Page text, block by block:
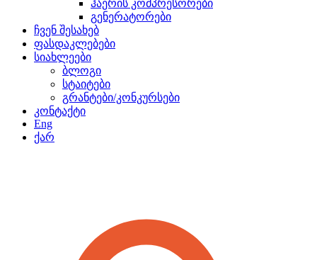
ჰაერის კომპრესორები
გენერატორები
ჩვენ შესახებ
ფასდაკლებები
სიახლეები
ბლოგი
სტაიტები
გრანტები/კონკურსები
კონტაქტი
Eng
ქარ